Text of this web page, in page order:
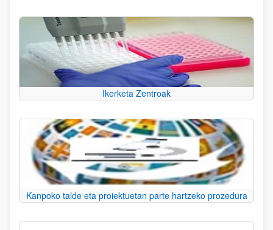
Ikerketa Zentroak
Kanpoko talde eta proiektuetan parte hartzeko prozedura